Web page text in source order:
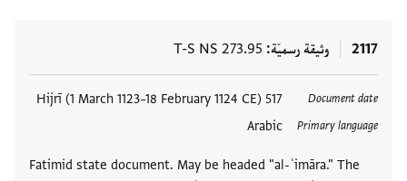
2117 وثيقة رسميّة T-S NS 273.95
Document date
517 Hijrī (1 March 1123–18 February 1124 CE)
Primary language
Arabic
Fatimid state document. May be headed "al-ʿimāra." The